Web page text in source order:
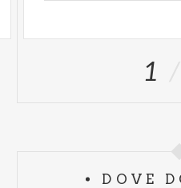
1
DOVE